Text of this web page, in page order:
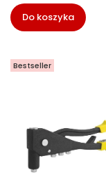
Do koszyka
Bestseller